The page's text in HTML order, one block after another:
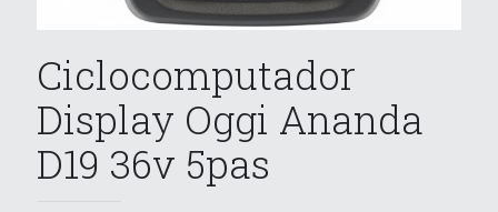
Ciclocomputador
Display Oggi Ananda
D19 36v 5pas